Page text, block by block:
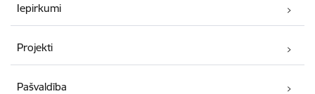
Iepirkumi
Projekti
Pašvaldība